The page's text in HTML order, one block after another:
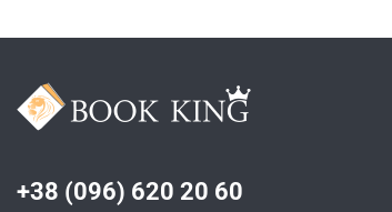
+38 (096) 620 20 60